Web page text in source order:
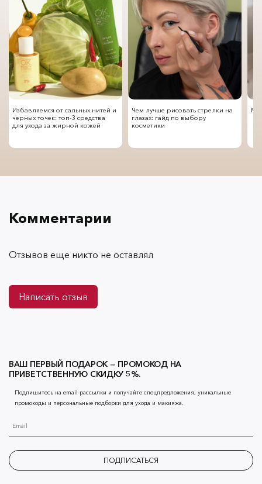
Избавляемся от сальных нитей и
черных точек: топ-3 средства
для ухода за жирной кожей
Чем лучше рисовать стрелки на
глазах: гайд по выбору
косметики
Комментарии
Отзывов еще никто не оставлял
Написать отзыв
ВАШ ПЕРВЫЙ ПОДАРОК — ПРОМОКОД НА
ПРИВЕТСТВЕННУЮ СКИДКУ 5%.
Подпишитесь на email-рассылки и получайте спецпредложения, уникальные
промокоды и персональные подборки для ухода и макияжа.
ПОДПИСАТЬСЯ